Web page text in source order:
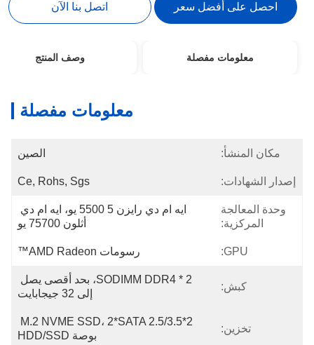
احصل على أفضل سعر اتصل بنا الآن
معلومات مفصلة وصف المنتج
معلومات مفصلة
مكان المنشأ: الصين
إصدار الشهادات: Ce, Rohs, Sgs
وحدة المعالجة
المركزية:
ايه ام دي رايزن 5 5500 يو، ايه ام دي
أثلون 75700 يو
GPU: رسومات AMD Radeon™
كبش:
إلى 32 جيجابايت
تخزين:
2*M.2 NVME SSD، 2*SATA 2.5/3.5
بوصة HDD/SSD